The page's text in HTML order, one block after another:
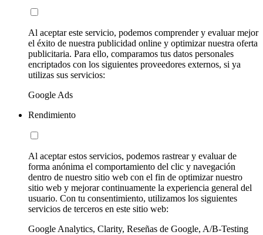
Al aceptar este servicio, podemos comprender y evaluar mejor
el éxito de nuestra publicidad online y optimizar nuestra oferta
publicitaria. Para ello, comparamos tus datos personales
encriptados con los siguientes proveedores externos, si ya
utilizas sus servicios:
Google Ads
Rendimiento
Al aceptar estos servicios, podemos rastrear y evaluar de
forma anónima el comportamiento del clic y navegación
dentro de nuestro sitio web con el fin de optimizar nuestro
sitio web y mejorar continuamente la experiencia general del
usuario. Con tu consentimiento, utilizamos los siguientes
servicios de terceros en este sitio web:
Google Analytics, Clarity, Reseñas de Google, A/B-Testing